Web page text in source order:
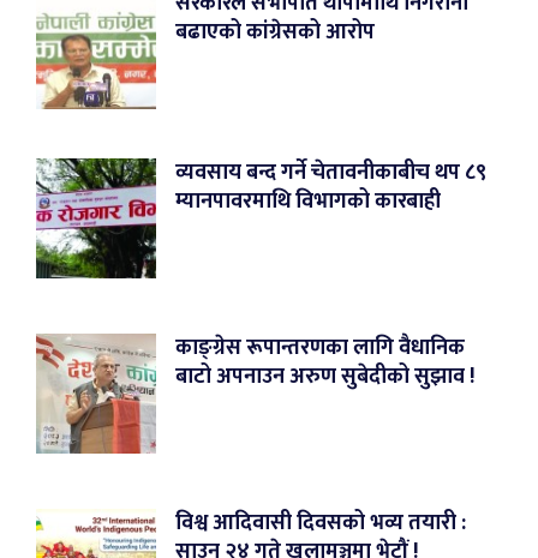
बढाएको कांग्रेसको आरोप
व्यवसाय बन्द गर्ने चेतावनीकाबीच थप ८९
म्यानपावरमाथि विभागको कारबाही
काङ्ग्रेस रूपान्तरणका लागि वैधानिक
बाटो अपनाउन अरुण सुबेदीको सुझाव !
विश्व आदिवासी दिवसको भव्य तयारी :